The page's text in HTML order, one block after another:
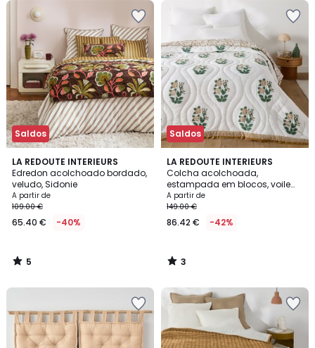
Saldos
LA REDOUTE INTERIEURS
Edredon acolchoado bordado,
veludo, Sidonie
A partir de
109.00 €
65.40 € -40%
5
/
5
5
/
Saldos
LA REDOUTE INTERIEURS
Colcha acolchoada,
estampada em blocos, voile
de algodão, JAPALI
A partir de
149.00 €
86.42 € -42%
3
/
5
3
/